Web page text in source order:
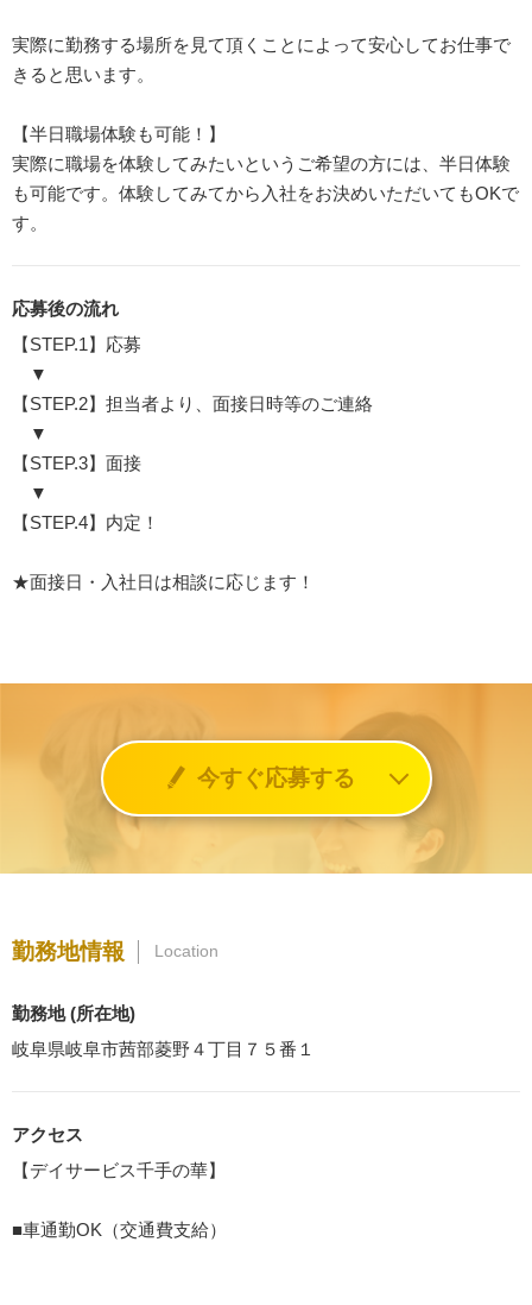
実際に勤務する場所を見て頂くことによって安心してお仕事で
きると思います。
【半日職場体験も可能！】
実際に職場を体験してみたいというご希望の方には、半日体験
も可能です。体験してみてから入社をお決めいただいてもOKで
す。
応募後の流れ
【STEP.1】応募
▼
【STEP.2】担当者より、面接日時等のご連絡
▼
【STEP.3】面接
▼
【STEP.4】内定！
★面接日・入社日は相談に応じます！
今すぐ応募する
勤務地情報 Location
勤務地 (所在地)
岐阜県岐阜市茜部菱野４丁目７５番１
アクセス
【デイサービス千手の華】
■車通勤OK（交通費支給）